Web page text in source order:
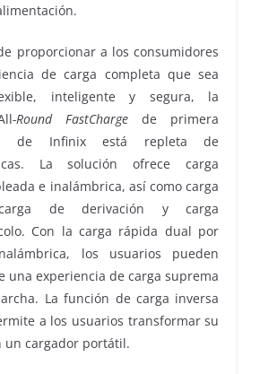
proporcionar a los consumidores
de carga completa que sea
inteligente y segura, la
-Round FastCharge de primera
de Infinix está repleta de
La solución ofrece carga
e inalámbrica, así como carga
de derivación y carga
Con la carga rápida dual por
los usuarios pueden
una experiencia de carga suprema
La función de carga inversa
a los usuarios transformar su
un cargador portátil.